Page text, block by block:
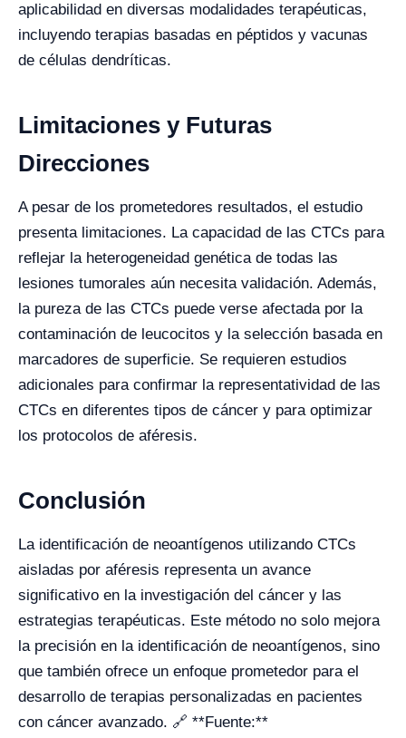
aplicabilidad en diversas modalidades terapéuticas,
incluyendo terapias basadas en péptidos y vacunas
de células dendríticas.
Limitaciones y Futuras
Direcciones
A pesar de los prometedores resultados, el estudio
presenta limitaciones. La capacidad de las CTCs para
reflejar la heterogeneidad genética de todas las
lesiones tumorales aún necesita validación. Además,
la pureza de las CTCs puede verse afectada por la
contaminación de leucocitos y la selección basada en
marcadores de superficie. Se requieren estudios
adicionales para confirmar la representatividad de las
CTCs en diferentes tipos de cáncer y para optimizar
los protocolos de aféresis.
Conclusión
La identificación de neoantígenos utilizando CTCs
aisladas por aféresis representa un avance
significativo en la investigación del cáncer y las
estrategias terapéuticas. Este método no solo mejora
la precisión en la identificación de neoantígenos, sino
que también ofrece un enfoque prometedor para el
desarrollo de terapias personalizadas en pacientes
con cáncer avanzado. 🔗 **Fuente:**